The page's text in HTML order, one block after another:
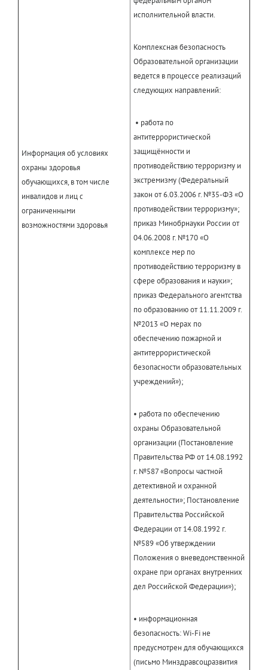
Информация об условиях
охраны здоровья
обучающихся, в том числе
инвалидов и лиц с
ограниченными
возможностями здоровья
исполнительной власти.
Комплексная безопасность
Образовательной организации
ведется в процессе реализаций
следующих направлений:
• работа по
антитеррористической
защищённости и
противодействию терроризму и
экстремизму (Федеральный
закон от 6.03.2006 г. №35-ФЗ «О
противодействии терроризму»;
приказ Минобрнауки России от
04.06.2008 г. №170 «О
комплексе мер по
противодействию терроризму в
сфере образования и науки»;
приказ Федерального агентства
по образованию от 11.11.2009 г.
№2013 «О мерах по
обеспечению пожарной и
антитеррористической
безопасности образовательных
учреждений»);
• работа по обеспечению
охраны Образовательной
организации (Постановление
Правительства РФ от 14.08.1992
г. №587 «Вопросы частной
детективной и охранной
деятельности»; Постановление
Правительства Российской
Федерации от 14.08.1992 г.
№589 «Об утверждении
Положения о вневедомственной
охране при органах внутренних
дел Российской Федерации»);
• информационная
безопасность: Wi-Fi не
предусмотрен для обучающихся
(письмо Минздравсоцразвития